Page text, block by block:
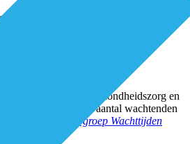
elkaar niet goed kenden. Dat gold niet
met elkaar te bespreken, sla je
van geestelijke gezondheidszorg en
meer inzicht in het aantal wachtenden
2021 van de Stuurgroep Wachttijden